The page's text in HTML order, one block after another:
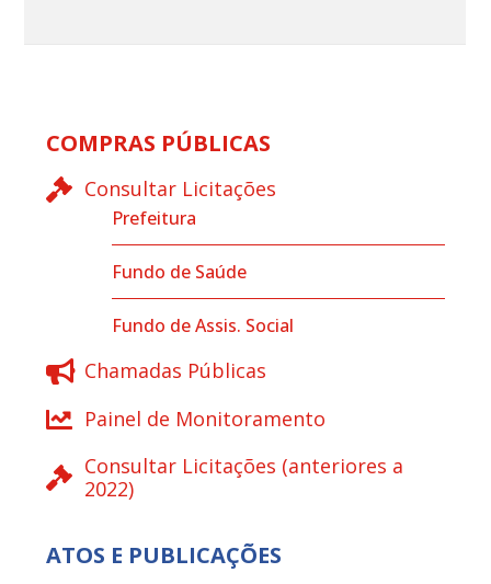
COMPRAS PÚBLICAS
Consultar Licitações
Prefeitura
Fundo de Saúde
Fundo de Assis. Social
Chamadas Públicas
Painel de Monitoramento
Consultar Licitações (anteriores a
2022)
ATOS E PUBLICAÇÕES